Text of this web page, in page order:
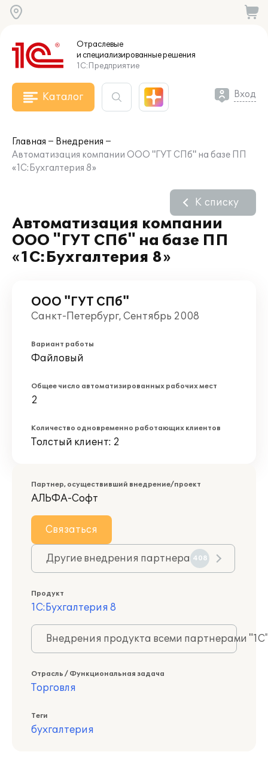
Отраслевые
и специализированныерешения
1С:Предприятие
Каталог Вход
Главная
Внедрения
Автоматизация компании ООО "ГУТ СПб" на базе ПП
«1С:Бухгалтерия 8»
Автоматизация компании
ООО "ГУТ СПб" на базе ПП
«1С:Бухгалтерия 8»
К списку
ООО "ГУТ СПб"
Санкт-Петербург, Сентябрь 2008
Вариант работы
Файловый
Общее число автоматизированных рабочих мест
2
Количество одновременно работающих клиентов
Толстый клиент: 2
Партнер, осуществивший внедрение/проект
АЛЬФА-Софт
Связаться
Другие внедрения партнера 408
Продукт
1С:Бухгалтерия 8
Внедрения продукта всеми партнерами
Отрасль / Функциональная задача
Торговля
Теги
бухгалтерия